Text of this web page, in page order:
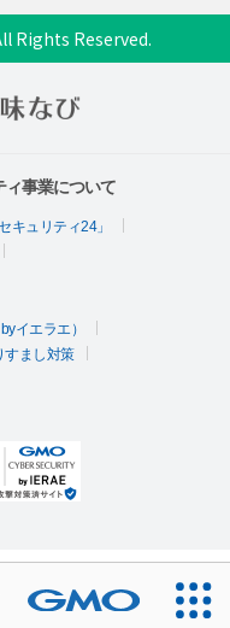
Rights Reserved.